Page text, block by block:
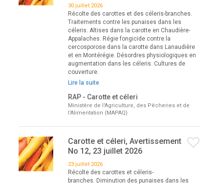
30 juillet 2026
Récolte des carottes et des céleris-branches.
Traitements contre les punaises dans les
céleris. Altises dans la carotte en Chaudière-
Appalaches. Régie fongicide contre la
cercosporose dans la carotte dans Lanaudière
et en Montérégie. Désordres physiologiques en
augmentation dans les céleris. Cultures de
couverture.
Lire la suite
RAP - Carotte et céleri
Ministère de l'Agriculture, des Pêcheries et de
l'Alimentation (MAPAQ)
Carotte et céleri, Avertissement
No 12, 23 juillet 2026
23 juillet 2026
Récolte des carottes et céleris-
branches. Diminution des punaises dans les